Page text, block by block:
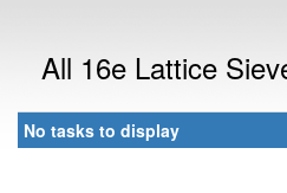
All 16e Lattice
No tasks to display